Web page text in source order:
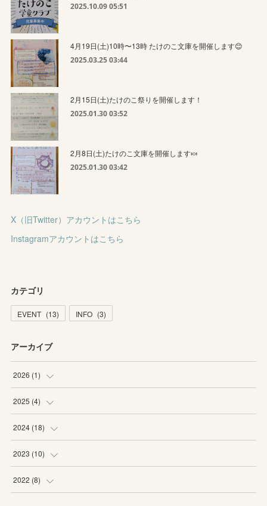
2025.10.09 05:51
4月19日(土)10時〜13時 たけのこ文庫を開催します😊
2025.03.25 03:44
2月15日(土)たけのこ祭りを開催します！
2025.01.30 03:52
2月8日(土)たけのこ文庫を開催します🍬
2025.01.30 03:42
X（旧Twitter）アカウントはこちら
Instagramアカウントはこちら
カテゴリ
EVENT (13) INFO (3)
アーカイブ
2026 (1)
( )
2025 (4)
(1
(1
(
2024 (18)
(1
( )
2023 (10)
( )
2022 (8)